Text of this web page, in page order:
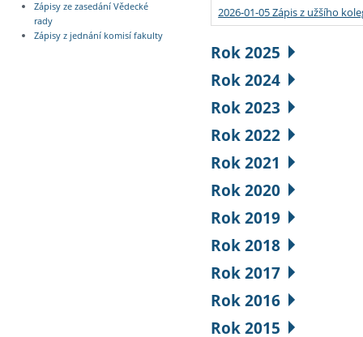
Zápisy ze zasedání Vědecké
rady
Zápisy z jednání komisí fakulty
2026-01-05 Zápis z užšího
Rok 2025
Rok 2024
Rok 2023
Rok 2022
Rok 2021
Rok 2020
Rok 2019
Rok 2018
Rok 2017
Rok 2016
Rok 2015